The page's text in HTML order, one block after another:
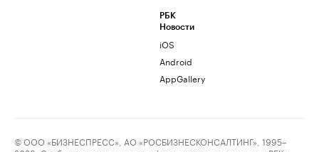
РБК
Новости
iOS
Android
AppGallery
© ООО «БИЗНЕСПРЕСС», АО «РОСБИЗНЕСКОНСАЛТИНГ», 1995–